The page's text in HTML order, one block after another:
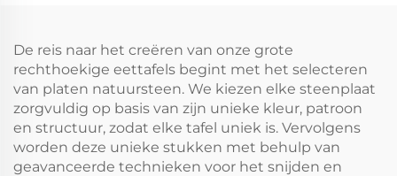
De reis naar het creëren van onze grote
rechthoekige eettafels begint met het selecteren
van platen natuursteen. We kiezen elke steenplaat
zorgvuldig op basis van zijn unieke kleur, patroon
en structuur, zodat elke tafel uniek is. Vervolgens
worden deze unieke stukken met behulp van
geavanceerde technieken voor het snijden en